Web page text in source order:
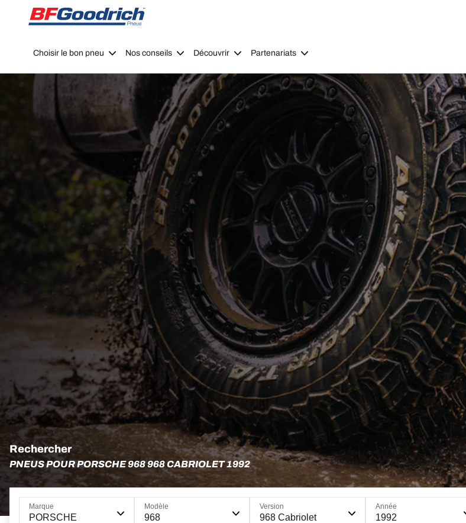
Go to page content
Go to page navigation
Choisir le bon pneu Nos conseils Découvrir Partenariats
Rechercher
PNEUS POUR PORSCHE 968 968 CABRIOLET 1992
Marque
PORSCHE
Modèle
968
Version
968 Cabriolet
Année
1992